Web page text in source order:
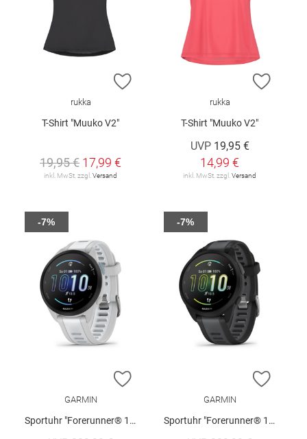
ZUR WUNSCHLISTE HINZUFÜGEN
rukka
T-Shirt "Muuko V2"
19,95 € 17,99 €
inkl. MwSt. zzgl. Versand
ZUR
rukka
T-Shirt "Muuko V2"
UVP 19,95 €
14,99 €
inkl. MwSt. zzgl. Versand
ZUR WUNSCHLISTE HINZUFÜGEN
GARMIN
Sportuhr "Forerunner® 165 Music"
-7%
ZUR
GARMIN
Sportuhr "Forerunner® 165 Music"
-7%